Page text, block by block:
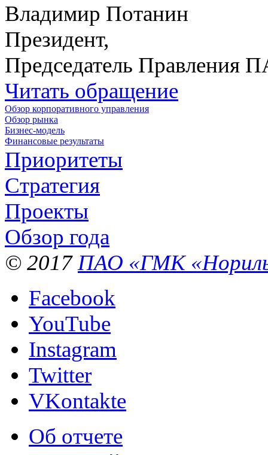
Владимир Потанин
Президент,
Председатель Правления
Читать обращение
Обзор корпоративного управления
Обзор рынка
Бизнес-модель
Финансовые результаты
Приоритеты
Стратегия
Проекты
Обзор года
© 2017 ПАО «ГМК
Facebook
YouTube
Instagram
Twitter
VKontakte
Об отчете